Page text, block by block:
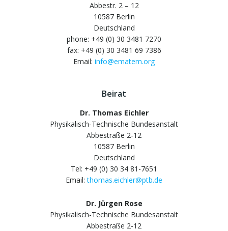
Abbestr. 2 – 12
10587 Berlin
Deutschland
phone: +49 (0) 30 3481 7270
fax: +49 (0) 30 3481 69 7386
Email: info@ematem.org
Beirat
Dr. Thomas Eichler
Physikalisch-Technische Bundesanstalt
Abbestraße 2-12
10587 Berlin
Deutschland
Tel: +49 (0) 30 34 81-7651
Email:thomas.eichler@ptb.de
Dr. Jürgen Rose
Physikalisch-Technische Bundesanstalt
Abbestraße 2-12